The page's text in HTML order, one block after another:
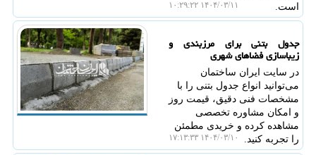
است.
۱۴۰۴/۰۳/۱۱ ۱۰:۲۹:۲۲
جدول بتنی برای مرزبندی و
زیباسازی فضاهای شهری
در سایت ایران ساختمان
می‌توانید انواع جدول بتنی را با
مشخصات فنی دقیق، قیمت روز
و امکان مشاوره تخصصی
مشاهده کرده و خریدی مطمئن
را تجربه کنید.
۱۴۰۴/۰۳/۱۰ ۱۷:۱۳:۳۳